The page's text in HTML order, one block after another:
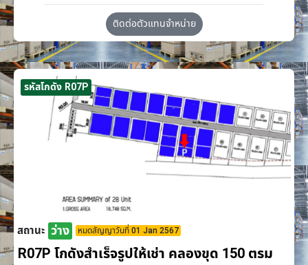
ติดต่อตัวแทนจำหน่าย
รหัสโกดัง R07P
สถานะ ว่าง หมดสัญญาวันที่ 01 Jan 2567
R07P โกดังสำเร็จรูปให้เช่า คลองขุด 150 ตรม